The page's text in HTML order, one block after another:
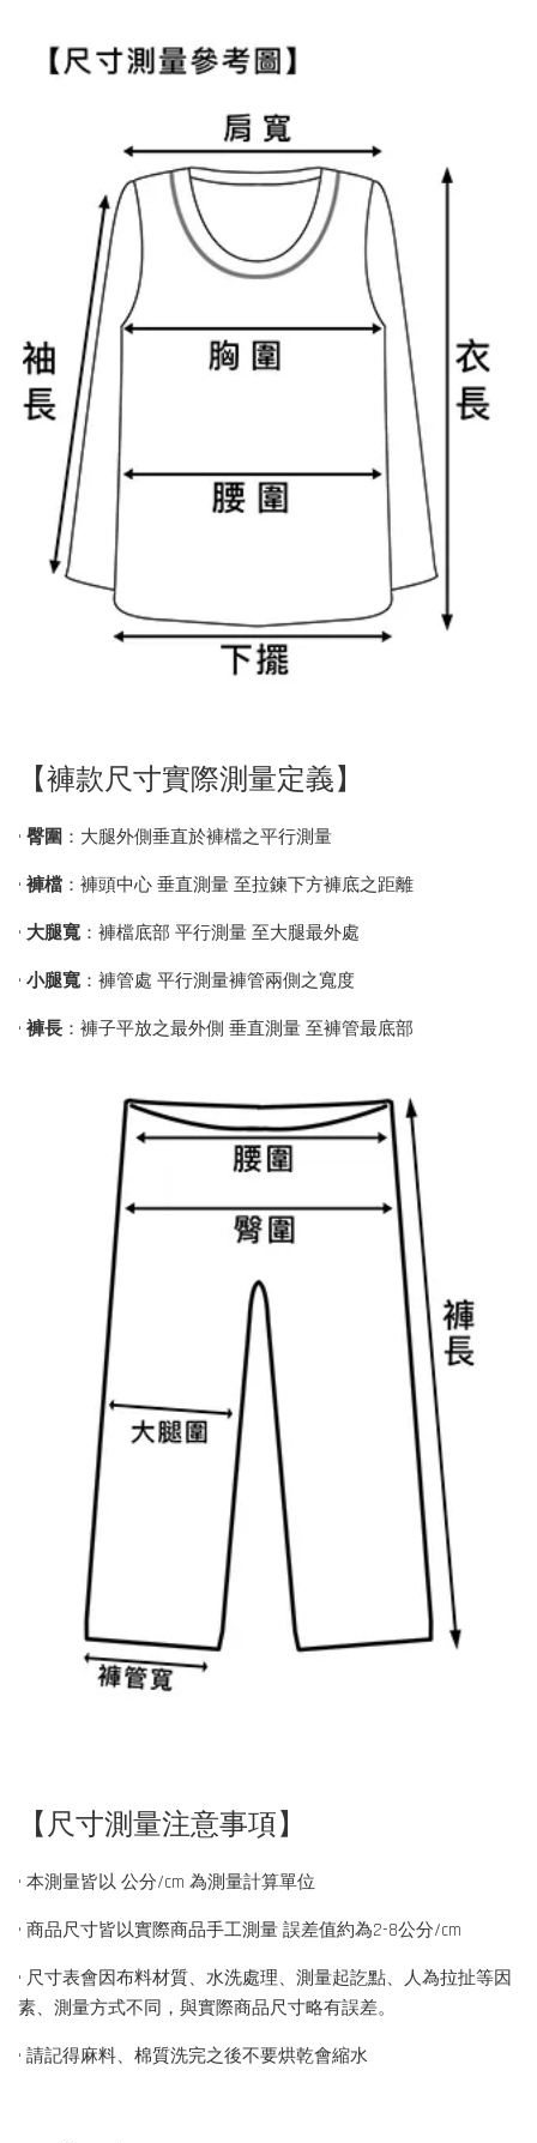
【褲款尺寸實際測量定義】
• 臀圍 ：大腿外側垂直於褲檔之平行測量
• 褲檔 ：褲頭中心 垂直測量 至拉鍊下方褲底之距離
• 大腿寬 ：褲檔底部 平行測量 至大腿最外處
• 小腿寬 ：褲管處 平行測量褲管兩側之寬度
• 褲長 ：褲子平放之最外側 垂直測量 至褲管最底部
【尺寸測量注意事項】
• 本測量皆以 公分/cm 為測量計算單位
• 商品尺寸皆以實際商品手工測量 誤差值約為2-8公分/cm
• 尺寸表會因布料材質、水洗處理、測量起訖點、人為拉扯等因
素、測量方式不同，與實際商品尺寸略有誤差。
• 請記得麻料、棉質洗完之後不要烘乾會縮水